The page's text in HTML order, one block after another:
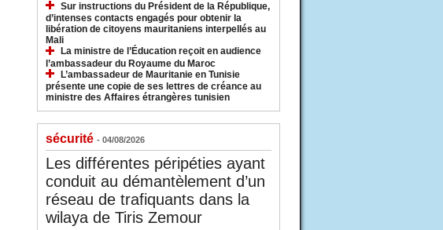
Sur instructions du Président de la République,
d’intenses contacts engagés pour obtenir la
libération de citoyens mauritaniens interpellés au
Mali
La ministre de l’Éducation reçoit en audience
l’ambassadeur du Royaume du Maroc
L’ambassadeur de Mauritanie en Tunisie
présente une copie de ses lettres de créance au
ministre des Affaires étrangères tunisien
sécurité - 04/08/2026
Les différentes péripéties ayant
conduit au démantèlement d’un
réseau de trafiquants dans la
wilaya de Tiris Zemour